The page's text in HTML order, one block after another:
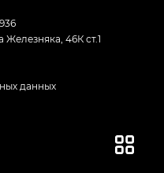
Железняка, 46К ст.1
данных